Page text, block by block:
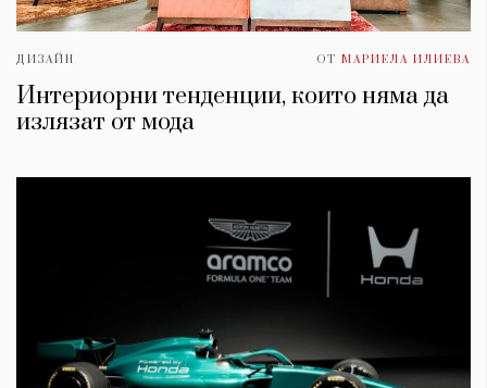
ДИЗАЙН ОТ МАРИЕЛА ИЛИЕВА
Интериорни тенденции, които няма да
излязат от мода